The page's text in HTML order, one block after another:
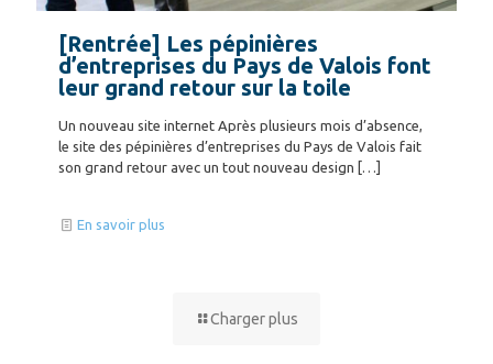
[Rentrée] Les pépinières
d’entreprises du Pays de Valois font
leur grand retour sur la toile
Un nouveau site internet Après plusieurs mois d’absence,
le site des pépinières d’entreprises du Pays de Valois fait
son grand retour avec un tout nouveau design […]
En savoir plus
Charger plus